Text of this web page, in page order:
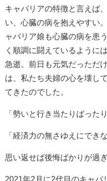
キャバリアの特徴と言えば
い、心臓の病を抱えやすい
ャバリア娘も心臓の病を患
く順調に闘えているように
急逝。前日も元気だっただ
は、私たち夫婦の心を壊し
てきたのでした。
「勢いと行き当たりばった
「経済力の無さゆえにでき
思い返せば後悔ばかりが過
2021年2月に2代目のキャバ